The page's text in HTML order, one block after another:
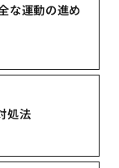
な運動の進め
処法